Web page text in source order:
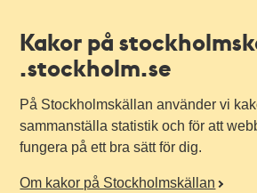
Kakor på
.stockholm.se
På Stockholmskällan använder vi
sammanställa statistik och för att
fungera på ett bra sätt för dig.
Om kakor på Stockholmskällan